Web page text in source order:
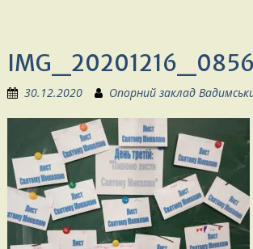
30.12.2020 Опорний заклад